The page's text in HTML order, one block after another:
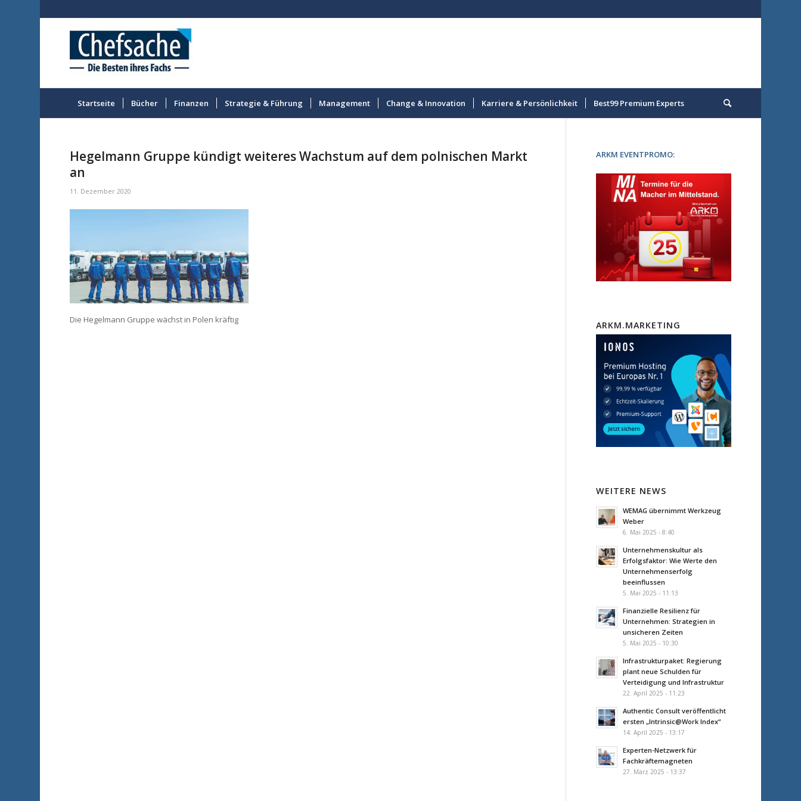
Startseite Bücher Finanzen Strategie & Führung Management Change & Innovation Karriere & Persönlichkeit Best99 Premium Experts
Hegelmann Gruppe kündigt weiteres Wachstum auf dem polnischen Markt
an
11. Dezember 2020
Die Hegelmann Gruppe wächst in Polen kräftig
ARKM EVENTPROMO:
ARKM.MARKETING
WEITERE NEWS
WEMAG übernimmt Werkzeug
Weber
6. Mai 2025 - 8:40
Unternehmenskultur als
Erfolgsfaktor: Wie Werte den
Unternehmenserfolg
beeinflussen
5. Mai 2025 - 11:13
Finanzielle Resilienz für
Unternehmen: Strategien in
unsicheren Zeiten
5. Mai 2025 - 10:30
Infrastrukturpaket: Regierung
plant neue Schulden für
Verteidigung und Infrastruktur
22. April 2025 - 11:23
Authentic Consult veröffentlicht
ersten „Intrinsic@Work Index“
14. April 2025 - 13:17
Experten-Netzwerk für
Fachkräftemagneten
27. März 2025 - 13:37